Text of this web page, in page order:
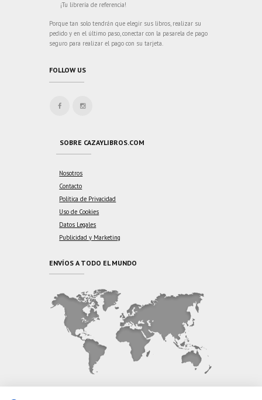
¡Tu librería de referencia!
Porque tan solo tendrán que elegir sus libros, realizar su
pedido y en el último paso, conectar con la pasarela de pago
seguro para realizar el pago con su tarjeta.
FOLLOW US
SOBRE CAZAYLIBROS.COM
Nosotros
Contacto
Política de Privacidad
Uso de Cookies
Datos Legales
Publicidad y Marketing
ENVÍOS A TODO EL MUNDO